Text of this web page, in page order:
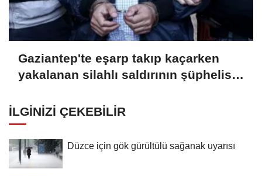
Gaziantep'te eşarp takıp kaçarken
yakalanan silahlı saldırının şüphelisi
İLGINIZI ÇEKEBILIR
Düzce için gök gürültülü sağanak uyarısı